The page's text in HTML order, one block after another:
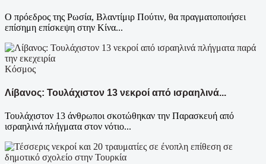
Ο πρόεδρος της Ρωσία, Βλαντίμιρ Πούτιν, θα πραγματοποιήσει
επίσημη επίσκεψη στην Κίνα...
Κόσμος
Λίβανος: Τουλάχιστον 13 νεκροί από ισραηλινά...
Τουλάχιστον 13 άνθρωποι σκοτώθηκαν την Παρασκευή από
ισραηλινά πλήγματα στον νότιο...